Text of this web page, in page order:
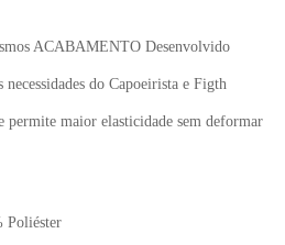
ACABAMENTO Desenvolvido
necessidades do Capoeirista e Figth
permite maior elasticidade sem deformar
Poliéster